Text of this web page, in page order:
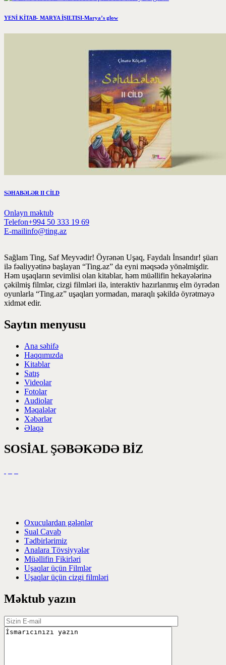
YENİ KİTAB- MARYA İŞILTISI-Marya’s glow
SƏHABƏLƏR II CİLD
Onlayn məktub
Telefon+994 50 333 19 69
E-mailinfo@ting.az
Sağlam Ting, Saf Meyvədir! Öyrənən Uşaq, Faydalı İnsandır! şüarı
ilə fəaliyyətinə başlayan “Ting.az” da eyni məqsədə yönəlmişdir.
Həm uşaqların sevimlisi olan kitablar, həm müəllifin hekayələrinə
çəkilmiş filmlər, cizgi filmləri ilə, interaktiv hazırlanmış elm öyrədən
oyunlarla “Ting.az” uşaqları yormadan, maraqlı şəkildə öyrətməyə
xidmət edir.
Saytın menyusu
Ana səhifə
Haqqımızda
Kitablar
Satış
Videolar
Fotolar
Audiolar
Məqalələr
Xəbərlər
Əlaqə
SOSİAL ŞƏBƏKƏDƏ BİZ
Oxuculardan gələnlər
Sual Cavab
Tədbirlərimiz
Analara Tövsiyyələr
Müəllifin Fikirləri
Uşaqlar üçün Filmlər
Uşaqlar üçün cizgi filmləri
Məktub yazın